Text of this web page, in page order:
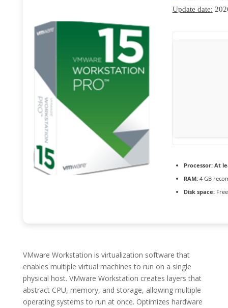
Update date:
Processor:At
RAM:4 GB
Disk space:
VMware Workstation is virtualization software that
enables multiple virtual machines to run on a single
physical host. VMware Workstation creates layers that
abstract CPU, memory, and storage, allowing multiple
operating systems to run at once. Optimizes hardware